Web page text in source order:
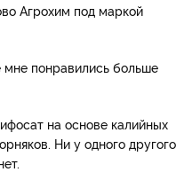
Агрохим под маркой
мне понравились больше
на основе калийных
Ни у одного другого